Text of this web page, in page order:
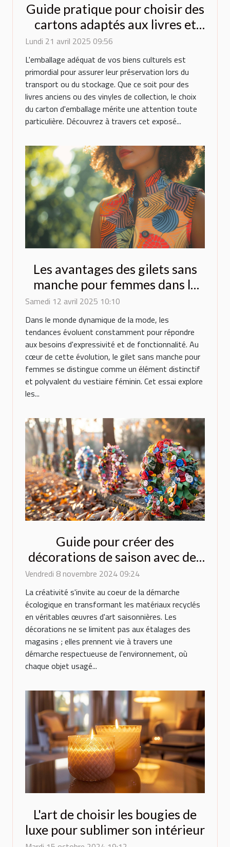
Guide pratique pour choisir des
cartons adaptés aux livres et
vinyles
Lundi 21 avril 2025 09:56
L'emballage adéquat de vos biens culturels est
primordial pour assurer leur préservation lors du
transport ou du stockage. Que ce soit pour des
livres anciens ou des vinyles de collection, le choix
du carton d'emballage mérite une attention toute
particulière. Découvrez à travers cet exposé...
Les avantages des gilets sans
manche pour femmes dans la
mode contemporaine
Samedi 12 avril 2025 10:10
Dans le monde dynamique de la mode, les
tendances évoluent constamment pour répondre
aux besoins d'expressivité et de fonctionnalité. Au
cœur de cette évolution, le gilet sans manche pour
femmes se distingue comme un élément distinctif
et polyvalent du vestiaire féminin. Cet essai explore
les...
Guide pour créer des
décorations de saison avec des
matériaux recyclés
Vendredi 8 novembre 2024 09:24
La créativité s'invite au coeur de la démarche
écologique en transformant les matériaux recyclés
en véritables œuvres d'art saisonnières. Les
décorations ne se limitent pas aux étalages des
magasins ; elles prennent vie à travers une
démarche respectueuse de l'environnement, où
chaque objet usagé...
L'art de choisir les bougies de
luxe pour sublimer son intérieur